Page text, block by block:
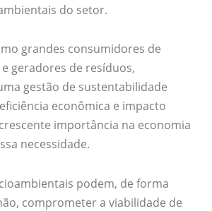
do setor.
grandes consumidores de
geradores de resíduos,
gestão de sustentabilidade
econômica e impacto
importância na economia
necessidade.
podem, de forma
comprometer a viabilidade de